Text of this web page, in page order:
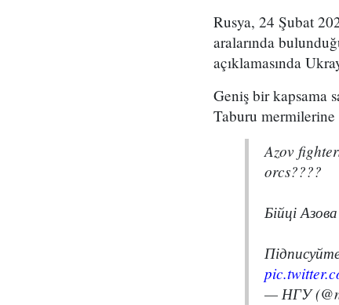
Rusya, 24 Şubat
aralarında
açıklamasında
Geniş bir kapsama
Taburu
Azov
orcs????
Бійці
— НГУ